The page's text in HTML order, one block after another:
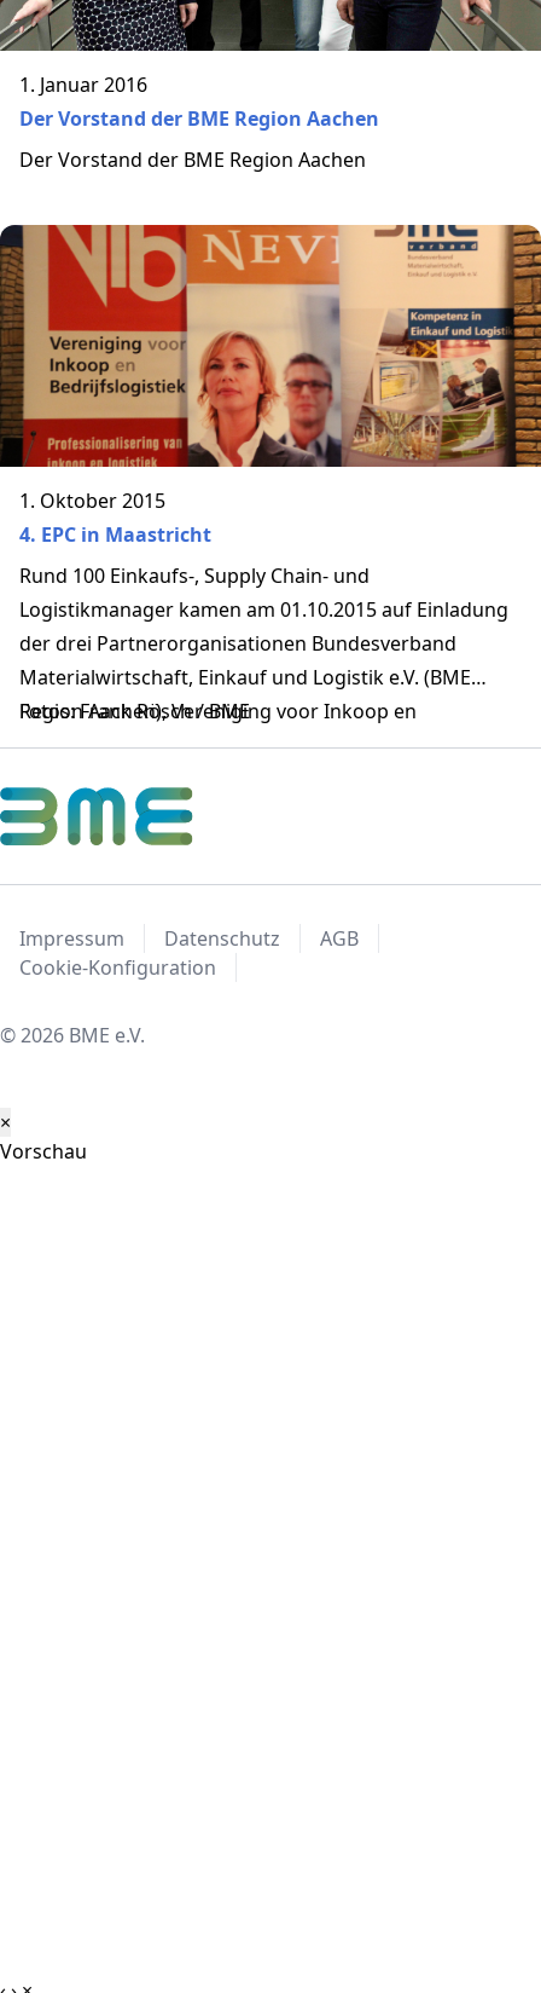
1. Januar 2016
Der Vorstand der BME Region Aachen
Der Vorstand der BME Region Aachen
1. Oktober 2015
4. EPC in Maastricht
Rund 100 Einkaufs-, Supply Chain- und
Logistikmanager kamen am 01.10.2015 auf Einladung
der drei Partnerorganisationen Bundesverband
Materialwirtschaft, Einkauf und Logistik e.V. (BME
Region Aachen), Vereniging voor Inkoop en
Bedrijfslogistiek (VIB Belgien) und Nederlandse
Niederlande) in die Aula der Universität Maastricht.
Auf der vierstündigen englischsprachigen
Fachveranstaltung wurden ihnen in mehreren
Euroregion im Dreiländereck Deutschland, Belgien
und Niederlande vorgestellt.
Fotos: Frank Rösch / BME
Impressum Datenschutz
AGB
Cookie-Konfiguration
© 2026 BME e.V.
×
Vorschau